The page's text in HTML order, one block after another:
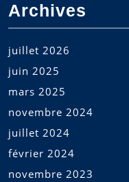
Archives
juillet 2026
juin 2025
mars 2025
novembre 2024
juillet 2024
février 2024
novembre 2023